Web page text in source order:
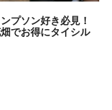
プソン好き必見！
でお得にタイシル